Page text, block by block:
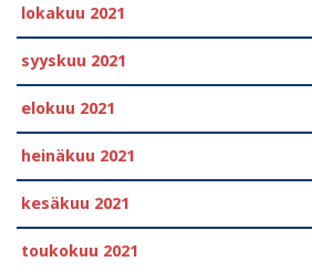
lokakuu 2021
syyskuu 2021
elokuu 2021
heinäkuu 2021
kesäkuu 2021
toukokuu 2021